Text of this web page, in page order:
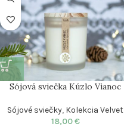
Sójová sviečka Kúzlo Vianoc
Sójové sviečky, Kolekcia Velvet
18,00€